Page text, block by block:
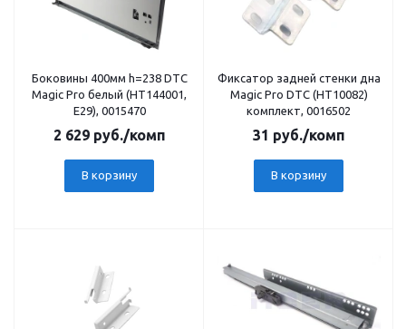
Боковины 400мм h=238 DTC
Magic Pro белый (НТ144001,
Е29), 0015470
2 629руб./комп
В корзину
Фиксатор задней стенки дна
Magic Pro DTC (НТ10082)
комплект, 0016502
31 руб./комп
В корзину